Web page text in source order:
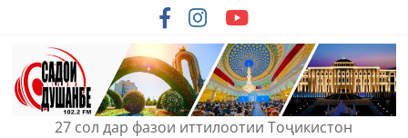
content
27 сол дар фазои иттилоотии Тоҷикистон